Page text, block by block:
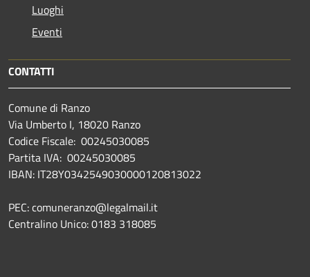
Luoghi
Eventi
CONTATTI
Comune di Ranzo
Via Umberto I, 18020 Ranzo
Codice Fiscale: 00245030085
Partita IVA: 00245030085
IBAN: IT28Y0342549030000120813022
PEC: comuneranzo@legalmail.it
Centralino Unico: 0183 318085